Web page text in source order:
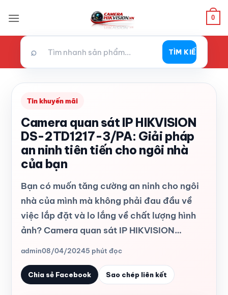
qua
0
⌕ TÌM KIẾM
Tin khuyến mãi
Camera quan sát IP HIKVISION
DS-2TD1217-3/PA: Giải pháp
an ninh tiên tiến cho ngôi nhà
của bạn
Bạn có muốn tăng cường an ninh cho ngôi
nhà của mình mà không phải đau đầu về
việc lắp đặt và lo lắng về chất lượng hình
ảnh? Camera quan sát IP HIKVISION…
admin08/04/20245 phút đọc
Chia sẻ Facebook Sao chép liên kết